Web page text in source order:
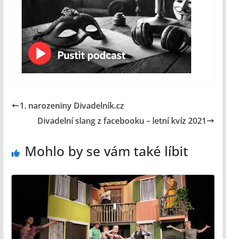
1. narozeniny Divadelník.cz
Divadelní slang z facebooku – letní kvíz 2021
Mohlo by se vám také líbit